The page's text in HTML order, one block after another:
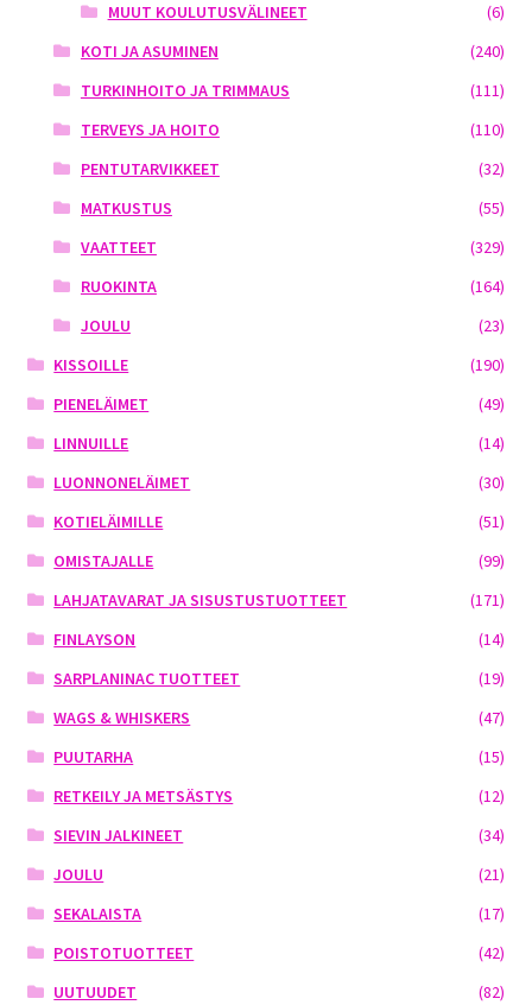
MUUT KOULUTUSVÄLINEET
(6)
KOTI JA ASUMINEN
(240)
TURKINHOITO JA TRIMMAUS
(111)
TERVEYS JA HOITO
(110)
PENTUTARVIKKEET
(32)
MATKUSTUS
(55)
VAATTEET
(329)
RUOKINTA
(164)
JOULU
(23)
KISSOILLE
(190)
PIENELÄIMET
(49)
LINNUILLE
(14)
LUONNONELÄIMET
(30)
KOTIELÄIMILLE
(51)
OMISTAJALLE
(99)
LAHJATAVARAT JA SISUSTUSTUOTTEET
(171)
FINLAYSON
(14)
SARPLANINAC TUOTTEET
(19)
WAGS & WHISKERS
(47)
PUUTARHA
(15)
RETKEILY JA METSÄSTYS
(12)
SIEVIN JALKINEET
(34)
JOULU
(21)
SEKALAISTA
(17)
POISTOTUOTTEET
(42)
UUTUUDET
(82)